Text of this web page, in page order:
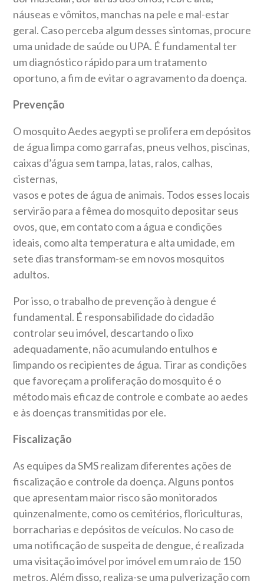
náuseas e vômitos, manchas na pele e mal-estar
geral. Caso perceba algum desses sintomas, procure
uma unidade de saúde ou UPA. É fundamental ter
um diagnóstico rápido para um tratamento
oportuno, a fim de evitar o agravamento da doença.
Prevenção
O mosquito Aedes aegypti se prolifera em depósitos
de água limpa como garrafas, pneus velhos, piscinas,
caixas d’água sem tampa, latas, ralos, calhas,
cisternas,
vasos e potes de água de animais. Todos esses locais
servirão para a fêmea do mosquito depositar seus
ovos, que, em contato com a água e condições
ideais, como alta temperatura e alta umidade, em
sete dias transformam-se em novos mosquitos
adultos.
Por isso, o trabalho de prevenção à dengue é
fundamental. É responsabilidade do cidadão
controlar seu imóvel, descartando o lixo
adequadamente, não acumulando entulhos e
limpando os recipientes de água. Tirar as condições
que favoreçam a proliferação do mosquito é o
método mais eficaz de controle e combate ao aedes
e às doenças transmitidas por ele.
Fiscalização
As equipes da SMS realizam diferentes ações de
fiscalização e controle da doença. Alguns pontos
que apresentam maior risco são monitorados
quinzenalmente, como os cemitérios, floriculturas,
borracharias e depósitos de veículos. No caso de
uma notificação de suspeita de dengue, é realizada
uma visitação imóvel por imóvel em um raio de 150
metros. Além disso, realiza-se uma pulverização com